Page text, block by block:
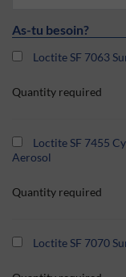
As-tu besoin?
Loctite SF 7063
Quantity required
Loctite SF 7455
Aerosol
Quantity required
Loctite SF 7070